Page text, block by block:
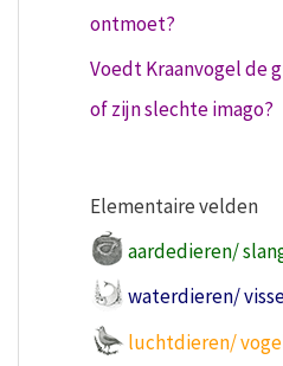
ontmoet?
Voedt Kraanvogel de
of zijn slechte imago?
Elementaire velden
aardedieren/
waterdieren/
luchtdieren/